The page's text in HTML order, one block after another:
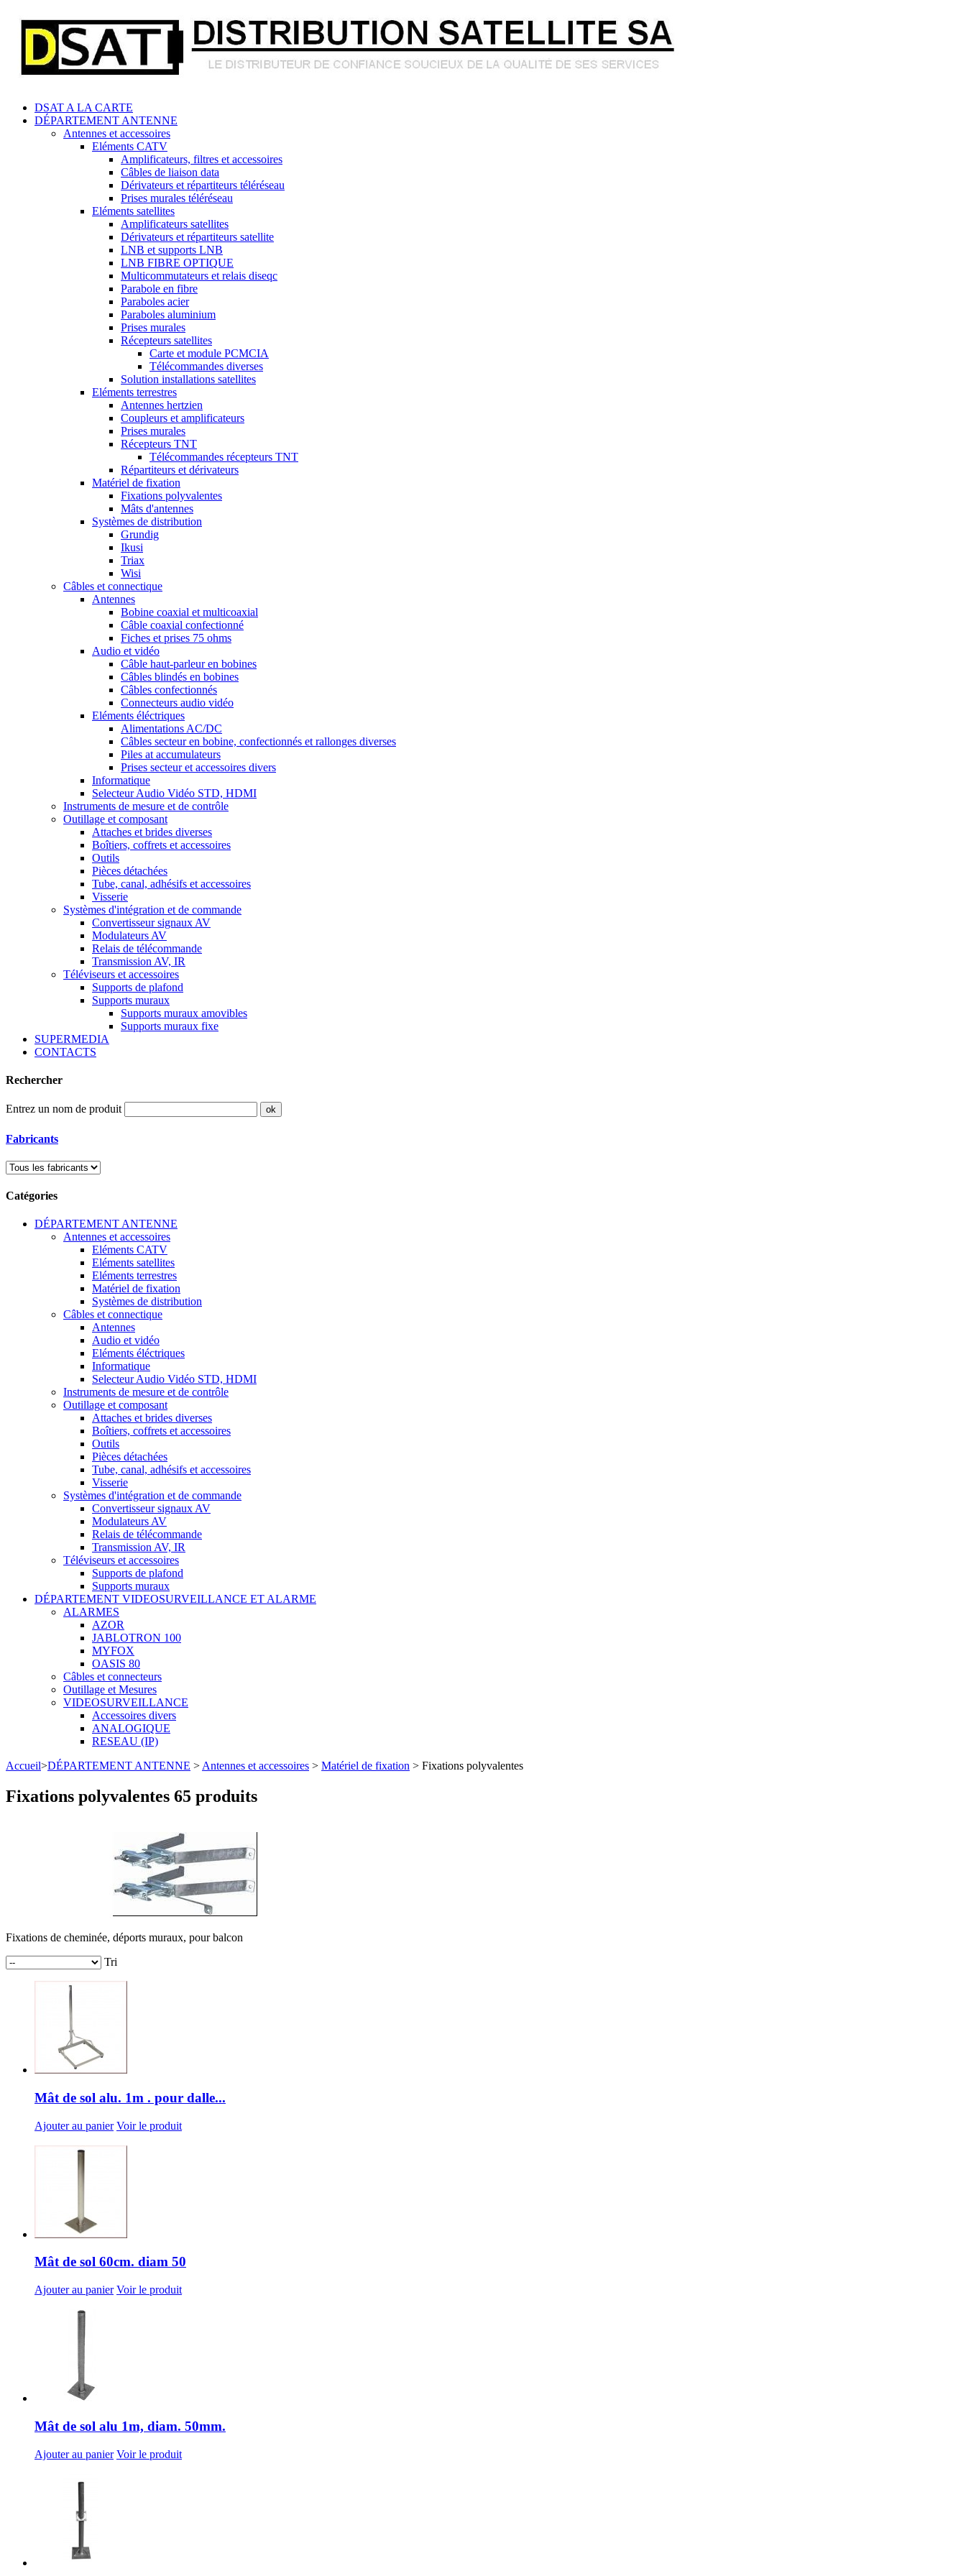
DSAT A LA CARTE
DÉPARTEMENT ANTENNE
Antennes et accessoires
Eléments CATV
Amplificateurs, filtres et accessoires
Câbles de liaison data
Dérivateurs et répartiteurs téléréseau
Prises murales téléréseau
Eléments satellites
Amplificateurs satellites
Dérivateurs et répartiteurs satellite
LNB et supports LNB
LNB FIBRE OPTIQUE
Multicommutateurs et relais diseqc
Parabole en fibre
Paraboles acier
Paraboles aluminium
Prises murales
Récepteurs satellites
Carte et module PCMCIA
Télécommandes diverses
Solution installations satellites
Eléments terrestres
Antennes hertzien
Coupleurs et amplificateurs
Prises murales
Récepteurs TNT
Télécommandes récepteurs TNT
Répartiteurs et dérivateurs
Matériel de fixation
Fixations polyvalentes
Mâts d'antennes
Systèmes de distribution
Grundig
Ikusi
Triax
Wisi
Câbles et connectique
Antennes
Bobine coaxial et multicoaxial
Câble coaxial confectionné
Fiches et prises 75 ohms
Audio et vidéo
Câble haut-parleur en bobines
Câbles blindés en bobines
Câbles confectionnés
Connecteurs audio vidéo
Eléments éléctriques
Alimentations AC/DC
Câbles secteur en bobine, confectionnés et rallonges diverses
Piles at accumulateurs
Prises secteur et accessoires divers
Informatique
Selecteur Audio Vidéo STD, HDMI
Instruments de mesure et de contrôle
Outillage et composant
Attaches et brides diverses
Boîtiers, coffrets et accessoires
Outils
Pièces détachées
Tube, canal, adhésifs et accessoires
Visserie
Systèmes d'intégration et de commande
Convertisseur signaux AV
Modulateurs AV
Relais de télécommande
Transmission AV, IR
Téléviseurs et accessoires
Supports de plafond
Supports muraux
Supports muraux amovibles
Supports muraux fixe
SUPERMEDIA
CONTACTS
Rechercher
Entrez un nom de produit
Fabricants
Catégories
DÉPARTEMENT ANTENNE
Antennes et accessoires
Eléments CATV
Eléments satellites
Eléments terrestres
Matériel de fixation
Systèmes de distribution
Câbles et connectique
Antennes
Audio et vidéo
Eléments éléctriques
Informatique
Selecteur Audio Vidéo STD, HDMI
Instruments de mesure et de contrôle
Outillage et composant
Attaches et brides diverses
Boîtiers, coffrets et accessoires
Outils
Pièces détachées
Tube, canal, adhésifs et accessoires
Visserie
Systèmes d'intégration et de commande
Convertisseur signaux AV
Modulateurs AV
Relais de télécommande
Transmission AV, IR
Téléviseurs et accessoires
Supports de plafond
Supports muraux
DÉPARTEMENT VIDEOSURVEILLANCE ET ALARME
ALARMES
AZOR
JABLOTRON 100
MYFOX
OASIS 80
Câbles et connecteurs
Outillage et Mesures
VIDEOSURVEILLANCE
Accessoires divers
ANALOGIQUE
RESEAU (IP)
Accueil>DÉPARTEMENT ANTENNE >Antennes et accessoires > Matériel de fixation > Fixations polyvalentes
Fixations polyvalentes 65 produits
Fixations de cheminée, déports muraux, pour balcon
Tri
Mât de sol alu. 1m . pour dalle...
Ajouter au panier Voir le produit
Mât de sol 60cm. diam 50
Ajouter au panier Voir le produit
Mât de sol alu 1m, diam. 50mm.
Ajouter au panier Voir le produit